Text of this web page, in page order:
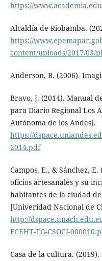
https://
Alcaldía de Riobamba.
https://
content/uploads/2017/03/
Anderson, B. (2006).
Bravo, J. (2014). Manual
para Diario Regional Los
Autónoma de los Andes].
https://
2014.pdf
Campos, E., & Sánchez,
oficios artesanales y su
habitantes de la ciudad
[Univeridad Nacional de
http://
FCEHT-TG-CSOCI-
Casa de la cultura.